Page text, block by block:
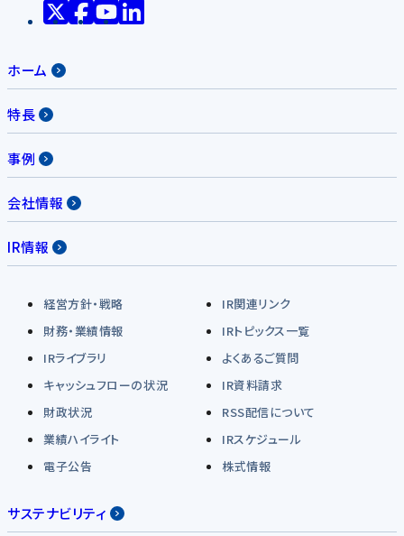
ホーム
特長
事例
会社情報
IR情報
経営方針・戦略
IR関連リンク
財務・業績情報
IRトピックス一覧
IRライブラリ
よくあるご質問
キャッシュフローの状況
IR資料請求
財政状況
RSS配信について
業績ハイライト
IRスケジュール
電子公告
株式情報
サステナビリティ